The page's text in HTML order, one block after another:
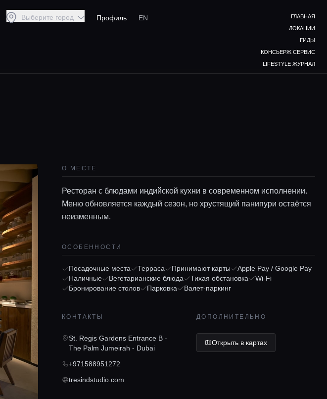
Выберите город Профиль EN
ГЛАВНАЯ
ЛОКАЦИИ
ГИДЫ
КОНСЬЕРЖ СЕРВИС
LIFESTYLE ЖУРНАЛ
О МЕСТЕ
Ресторан с блюдами индийской кухни в современном исполнении.
Меню обновляется каждый сезон, но хрустящий панипури остаётся
неизменным.
ОСОБЕННОСТИ
Посадочные места Терраса Принимают карты
Apple Pay / Google Pay
Наличные
Вегетарианские блюда Тихая обстановка
Wi-Fi
Бронирование столов
Парковка Валет-паркинг
КОНТАКТЫ
St. Regis Gardens Entrance B -
The Palm Jumeirah - Dubai
+971588951272
tresindstudio.com
ДОПОЛНИТЕЛЬНО
Открыть в картах